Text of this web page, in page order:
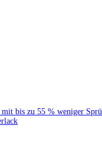
mit bis zu 55 % weniger